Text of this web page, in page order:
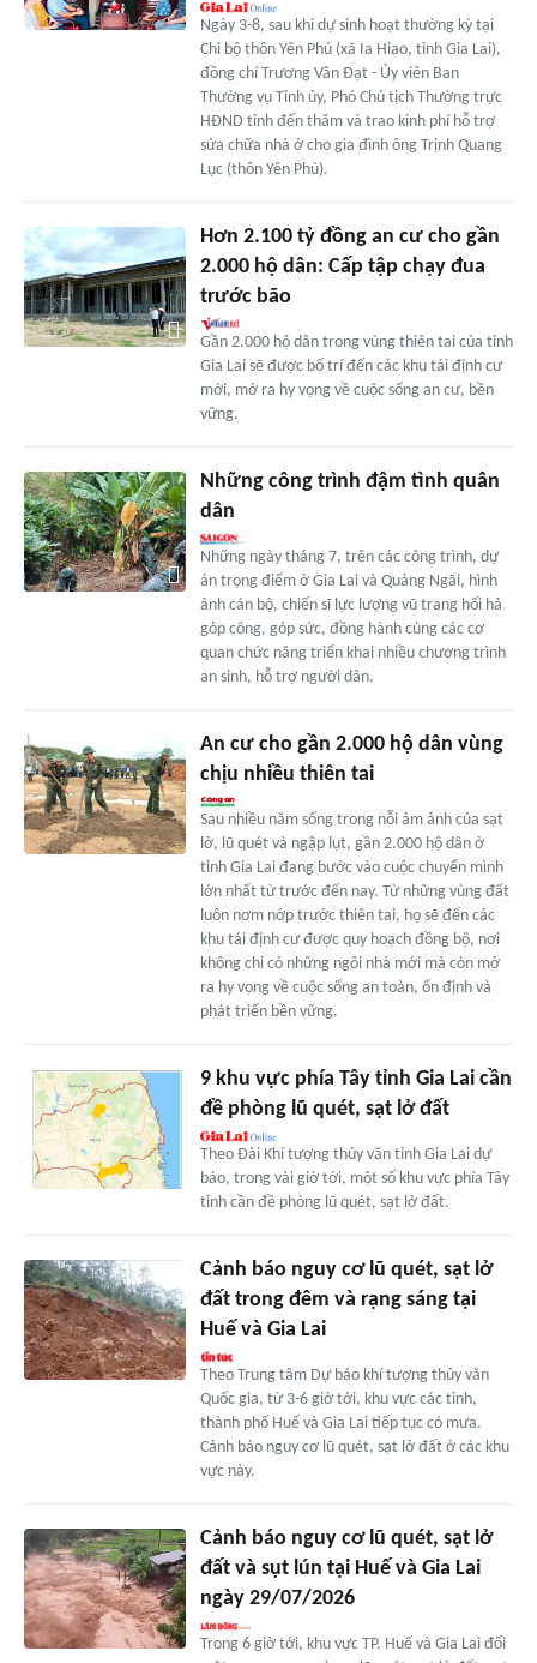
Ngày 3-8, sau khi dự sinh hoạt thường kỳ tại
Chi bộ thôn Yên Phú (xã Ia Hiao, tỉnh Gia Lai),
đồng chí Trương Văn Đạt - Ủy viên Ban
Thường vụ Tỉnh ủy, Phó Chủ tịch Thường trực
HĐND tỉnh đến thăm và trao kinh phí hỗ trợ
sửa chữa nhà ở cho gia đình ông Trịnh Quang
Lục (thôn Yên Phú).
Hơn 2.100 tỷ đồng an cư cho gần
2.000 hộ dân: Cấp tập chạy đua
trước bão
Gần 2.000 hộ dân trong vùng thiên tai của tỉnh
Gia Lai sẽ được bố trí đến các khu tái định cư
mới, mở ra hy vọng về cuộc sống an cư, bền
vững.
Những công trình đậm tình quân
dân
Những ngày tháng 7, trên các công trình, dự
án trọng điểm ở Gia Lai và Quảng Ngãi, hình
ảnh cán bộ, chiến sĩ lực lượng vũ trang hối hả
góp công, góp sức, đồng hành cùng các cơ
quan chức năng triển khai nhiều chương trình
an sinh, hỗ trợ người dân.
An cư cho gần 2.000 hộ dân vùng
chịu nhiều thiên tai
Sau nhiều năm sống trong nỗi ám ảnh của sạt
lở, lũ quét và ngập lụt, gần 2.000 hộ dân ở
tỉnh Gia Lai đang bước vào cuộc chuyển mình
lớn nhất từ trước đến nay. Từ những vùng đất
luôn nơm nớp trước thiên tai, họ sẽ đến các
khu tái định cư được quy hoạch đồng bộ, nơi
không chỉ có những ngôi nhà mới mà còn mở
ra hy vọng về cuộc sống an toàn, ổn định và
phát triển bền vững.
9 khu vực phía Tây tỉnh Gia Lai cần
đề phòng lũ quét, sạt lở đất
Theo Đài Khí tượng thủy văn tỉnh Gia Lai dự
báo, trong vài giờ tới, một số khu vực phía Tây
tỉnh cần đề phòng lũ quét, sạt lở đất.
Cảnh báo nguy cơ lũ quét, sạt lở
đất trong đêm và rạng sáng tại
Huế và Gia Lai
Theo Trung tâm Dự báo khí tượng thủy văn
Quốc gia, từ 3-6 giờ tới, khu vực các tỉnh,
thành phố Huế và Gia Lai tiếp tục có mưa.
Cảnh báo nguy cơ lũ quét, sạt lở đất ở các khu
vực này.
Cảnh báo nguy cơ lũ quét, sạt lở
đất và sụt lún tại Huế và Gia Lai
ngày 29/07/2026
Trong 6 giờ tới, khu vực TP. Huế và Gia Lai đối